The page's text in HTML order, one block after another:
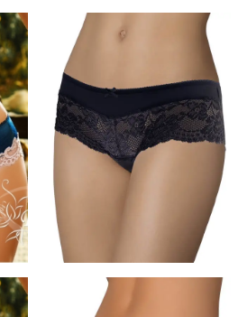
Опции
можно
выбрать
странице
товара.